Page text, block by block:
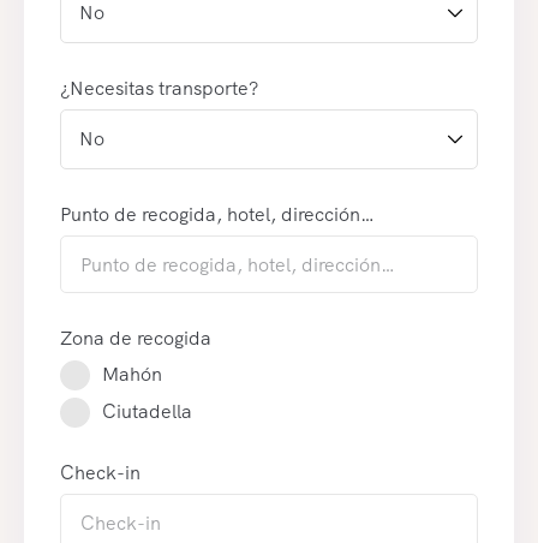
¿Necesitas transporte?
Punto de recogida, hotel, dirección…
Zona de recogida
Mahón
Ciutadella
Check-in